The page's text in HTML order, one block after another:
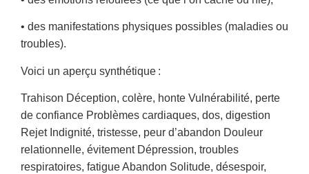
• des manifestations physiques possibles (maladies ou
troubles).
Voici un aperçu synthétique :
Trahison Déception, colère, honte Vulnérabilité, perte
de confiance Problèmes cardiaques, dos, digestion
Rejet Indignité, tristesse, peur d’abandon Douleur
relationnelle, évitement Dépression, troubles
respiratoires, fatigue Abandon Solitude, désespoir,